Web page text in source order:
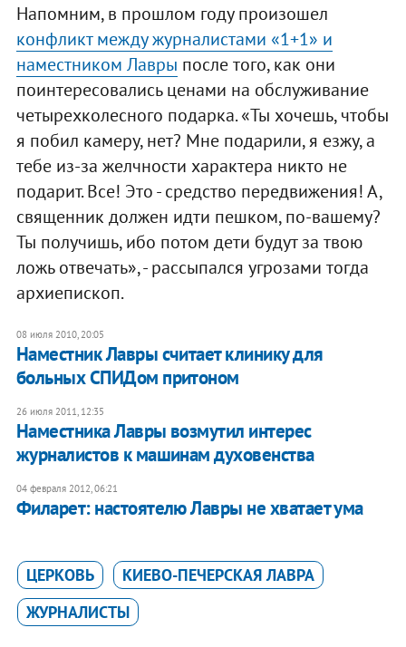
Напомним, в прошлом году произошел
конфликт между журналистами «1+1» и
наместником Лавры после того, как они
поинтересовались ценами на обслуживание
четырехколесного подарка. «Ты хочешь, чтобы
я побил камеру, нет? Мне подарили, я езжу, а
тебе из-за желчности характера никто не
подарит. Все! Это - средство передвижения! А,
священник должен идти пешком, по-вашему?
Ты получишь, ибо потом дети будут за твою
ложь отвечать», - рассыпался угрозами тогда
архиепископ.
08 июля 2010, 20:05
Наместник Лавры считает клинику для
больных СПИДом притоном
26 июля 2011, 12:35
Наместника Лавры возмутил интерес
журналистов к машинам духовенства
04 февраля 2012, 06:21
Филарет: настоятелю Лавры не хватает ума
ЦЕРКОВЬ
КИЕВО-ПЕЧЕРСКАЯ ЛАВРА
ЖУРНАЛИСТЫ